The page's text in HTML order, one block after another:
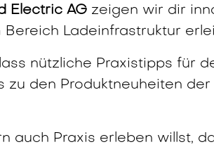
Electric AG zeigen wir dir
Ladeinfrastruktur
nützliche Praxistipps für
zu den Produktneuheiten
auch Praxis erleben willst,